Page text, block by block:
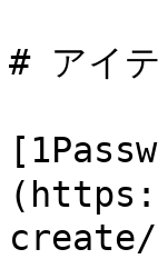
# アイ
create/